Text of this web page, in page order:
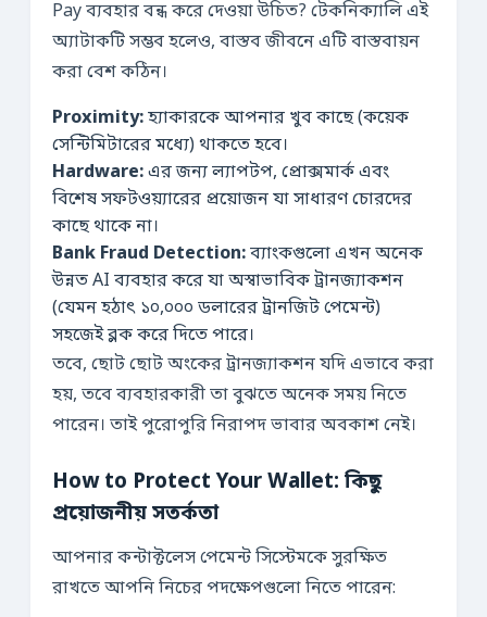
Pay ব্যবহার বন্ধ করে দেওয়া উচিত? টেকনিক্যালি এই
অ্যাটাকটি সম্ভব হলেও, বাস্তব জীবনে এটি বাস্তবায়ন
করা বেশ কঠিন।
Proximity:হ্যাকারকে আপনার খুব কাছে (কয়েক
সেন্টিমিটারের মধ্যে) থাকতে হবে।
Hardware:এর জন্য ল্যাপটপ, প্রোক্সমার্ক এবং
বিশেষ সফটওয়্যারের প্রয়োজন যা সাধারণ চোরদের
কাছে থাকে না।
Bank Fraud Detection:ব্যাংকগুলো এখন অনেক
উন্নত AI ব্যবহার করে যা অস্বাভাবিক ট্রানজ্যাকশন
(যেমন হঠাৎ ১০,০০০ ডলারের ট্রানজিট পেমেন্ট)
সহজেই ব্লক করে দিতে পারে।
তবে, ছোট ছোট অংকের ট্রানজ্যাকশন যদি এভাবে করা
হয়, তবে ব্যবহারকারী তা বুঝতে অনেক সময় নিতে
পারেন। তাই পুরোপুরি নিরাপদ ভাবার অবকাশ নেই।
How to Protect Your Wallet: কিছু
প্রয়োজনীয় সতর্কতা
আপনার কন্টাক্টলেস পেমেন্ট সিস্টেমকে সুরক্ষিত
রাখতে আপনি নিচের পদক্ষেপগুলো নিতে পারেন: